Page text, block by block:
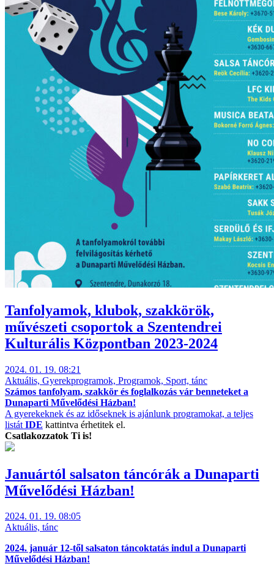
Tanfolyamok, klubok, szakkörök,
művészeti csoportok a Szentendrei
Kulturális Központban 2023-2024
2024. 01. 19. 08:21
Aktuális, Gyerekprogramok, Programok, Sport, tánc
Számos tanfolyam, szakkör és foglalkozás vár benneteket a
Dunaparti Művelődési Házban!
A gyerekeknek és az időseknek is ajánlunk programokat, a teljes
listát IDE kattintva érhetitek el.
Csatlakozzatok Ti is!
Januártól salsaton táncórák a Dunaparti
Művelődési Házban!
2024. 01. 19. 08:05
Aktuális, tánc
2024. január 12-től salsaton táncoktatás indul a Dunaparti
Művelődési Házban!